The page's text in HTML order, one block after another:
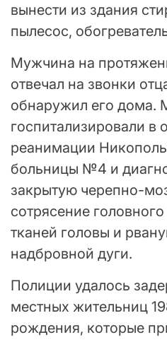
вынести из здания
пылесос,
Мужчина на
отвечал на звонки
обнаружил его дома.
госпитализировали в
реанимации
больницы №4 и
закрытую черепно-
сотрясение
тканей головы и
надбровной дуги.
Полиции удалось
местных жительниц
рождения, которые